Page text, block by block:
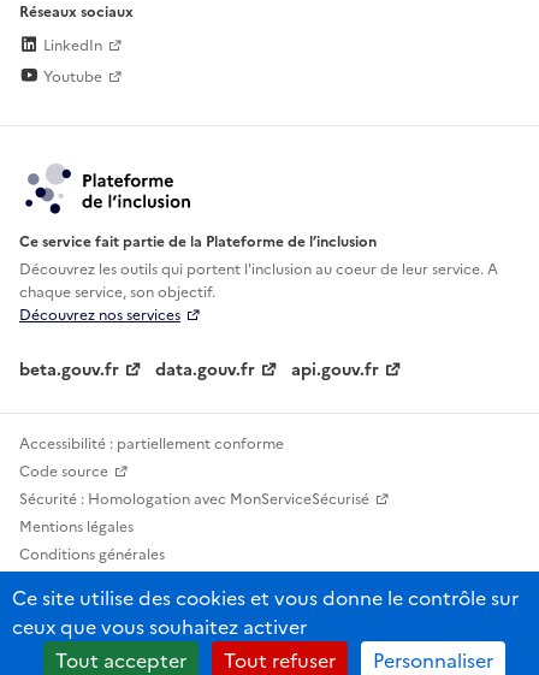
Réseaux sociaux
LinkedIn
Youtube
Ce service fait partie de la Plateforme de l’inclusion
Découvrez les outils qui portent l'inclusion aucoeur de leur service. A
chaque service, son objectif.
Découvrez nos services
beta.gouv.fr data.gouv.fr api.gouv.fr
Accessibilité : partiellement conforme
Code source
Sécurité : Homologation avec MonServiceSécurisé
Mentions légales
Conditions générales
Statistiques, lexiques et indicateurs
Sauf mention contraire, tous les contenus de ce site sont sous licence
etalab-2.0
Ce site utilise des cookies et vous donne le contrôle sur
ceux que vous souhaitez activer
Tout accepter
Tout refuser Personnaliser